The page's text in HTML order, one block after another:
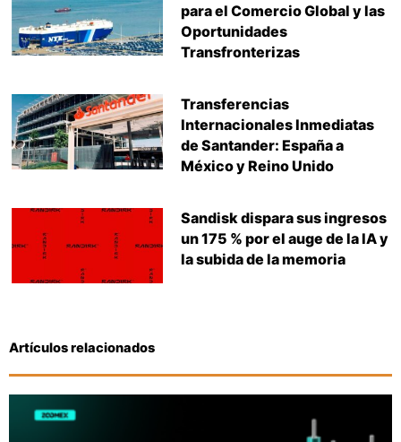
para el Comercio Global y las
Oportunidades
Transfronterizas
Transferencias
Internacionales Inmediatas
de Santander: España a
México y Reino Unido
Sandisk dispara sus ingresos
un 175 % por el auge de la IA y
la subida de la memoria
Artículos relacionados